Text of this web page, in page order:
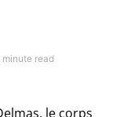
minute read
le corps